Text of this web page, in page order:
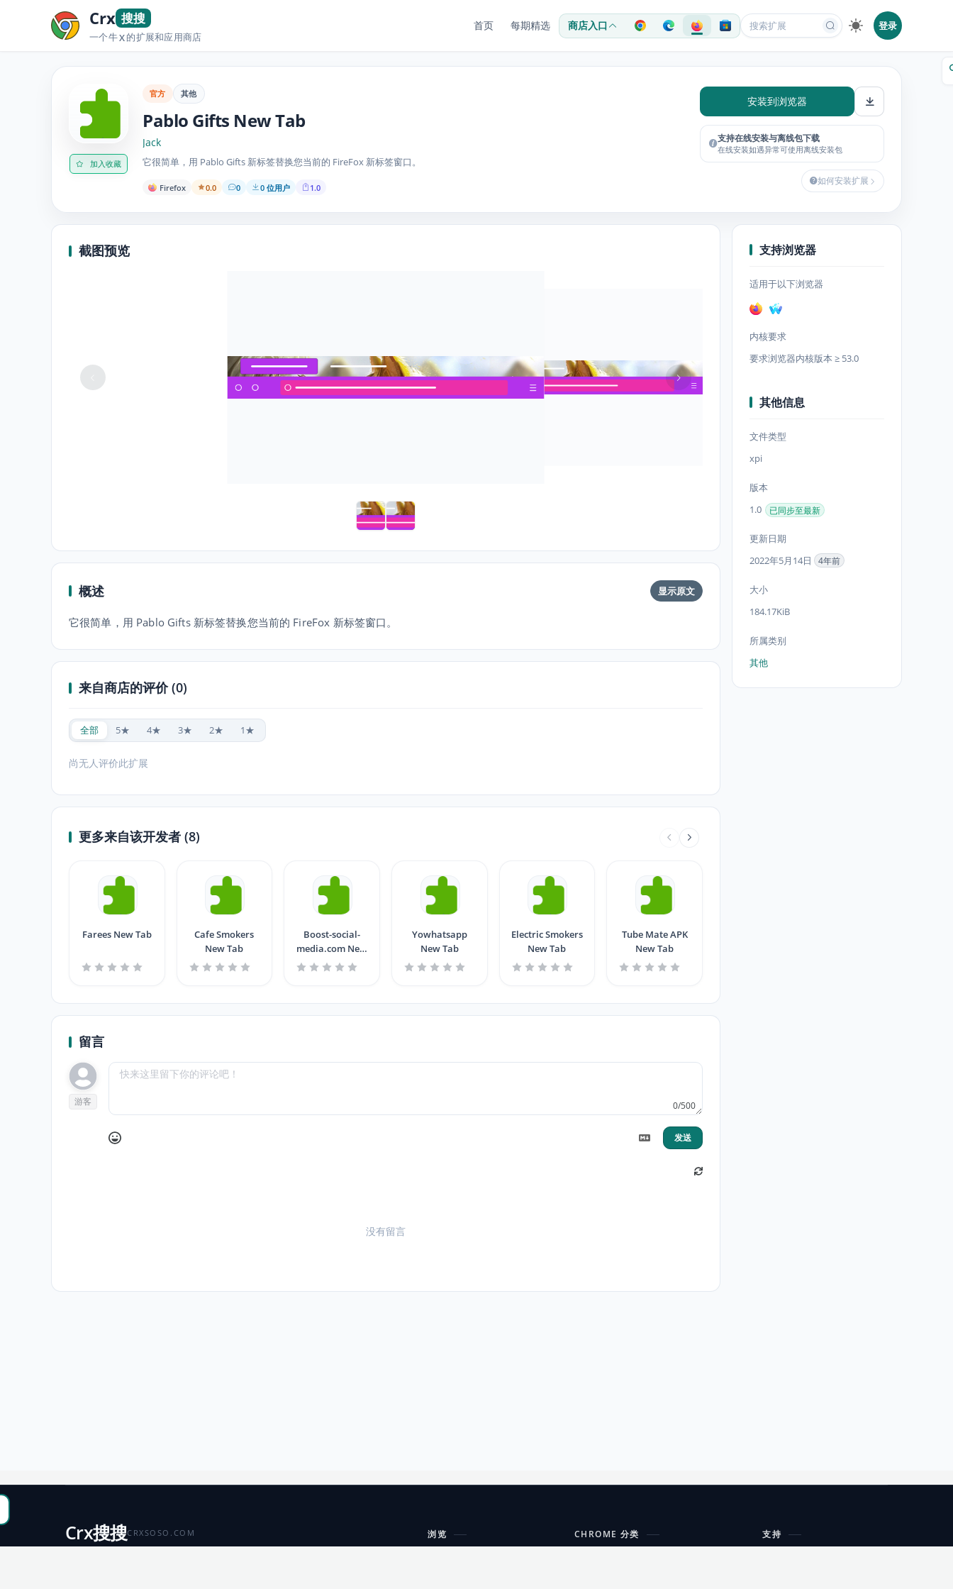
Crx 搜搜
一个牛X的扩展和应用商店
首页 每期精选 商店入口 登录
加入收藏
官方 其他
Pablo Gifts New Tab
Jack
它很简单，用 Pablo Gifts 新标签替换您当前的 FireFox 新标签窗口。
Firefox 0.0 0 0 位用户 1.0
安装到浏览器
支持在线安装与离线包下载
在线安装如遇异常可使用离线安装包
如何安装扩展
截图预览
概述 显示原文
它很简单，用 Pablo Gifts 新标签替换您当前的 FireFox 新标签窗口。
来自商店的评价 (0)
全部 5★ 4★ 3★ 2★ 1★
尚无人评价此扩展
更多来自该开发者 (8)
Farees New Tab
Cafe Smokers
New Tab
Boost-social-
media.com New
Tab
Yowhatsapp
New Tab
Electric Smokers
New Tab
Tube Mate APK
New Tab
留言
游客 0/500
发送
没有留言
支持浏览器
适用于以下浏览器
内核要求
要求浏览器内核版本 ≥ 53.0
其他信息
文件类型
xpi
版本
1.0
已同步至最新
更新日期
2022年5月14日
4年前
大小
184.17KiB
所属类别
其他
Crx搜搜CRXSOSO.COM 浏览 CHROME 分类 支持